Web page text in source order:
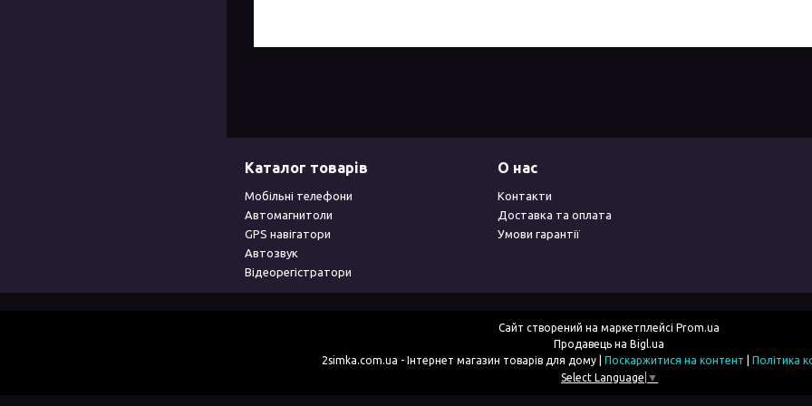
Каталог товарів
Мобільні телефони
Автомагнитоли
GPS навігатори
Автозвук
Відеорегістратори
О нас
Контакти
Доставка та оплата
Умови гарантії
Сайт створений на маркетплейсі Prom.ua
Продавець на Bigl.ua
Поскаржитися на контент
Політика
Select Language ▼